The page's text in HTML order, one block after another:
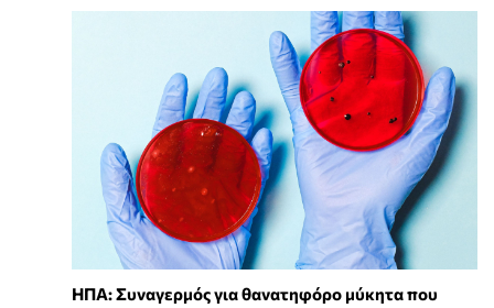
ΗΠΑ: Συναγερμός για θανατηφόρο μύκητα που